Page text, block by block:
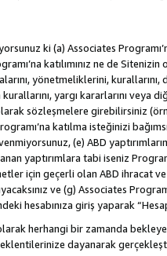
ki (a) Associates
katılımınız ne de
yönetmeliklerini,
yargı kararlarını
sözleşmelere girebilirsiniz
katılma isteğinizi
(e) ABD
yaptırımlara tabi iseniz
için geçerli olan ABD ihracat
ve (g) Associates
hesabınıza giriş yaparak
herhangi bir zamanda
dayanarak